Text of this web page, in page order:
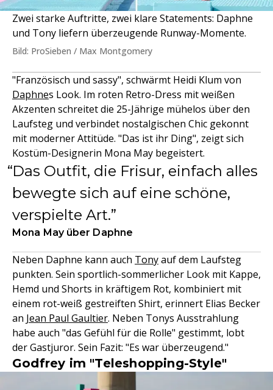
Zwei starke Auftritte, zwei klare Statements: Daphne
und Tony liefern überzeugende Runway-Momente.
Bild: ProSieben / Max Montgomery
"Französisch und sassy", schwärmt Heidi Klum von
Daphnes Look. Im roten Retro-Dress mit weißen
Akzenten schreitet die 25-Jährige mühelos über den
Laufsteg und verbindet nostalgischen Chic gekonnt
mit moderner Attitüde. "Das ist ihr Ding", zeigt sich
Kostüm-Designerin Mona May begeistert.
Das Outfit, die Frisur, einfach alles
bewegte sich auf eine schöne,
verspielte Art.
Mona May über Daphne
Neben Daphne kann auch Tonyauf dem Laufsteg
punkten. Sein sportlich-sommerlicher Look mit Kappe,
Hemd und Shorts in kräftigem Rot, kombiniert mit
einem rot-weiß gestreiften Shirt, erinnert Elias Becker
an Jean Paul Gaultier. Neben Tonys Ausstrahlung
habe auch "das Gefühl für die Rolle" gestimmt, lobt
der Gastjuror. Sein Fazit: "Es war überzeugend."
Godfrey im "Teleshopping-Style"